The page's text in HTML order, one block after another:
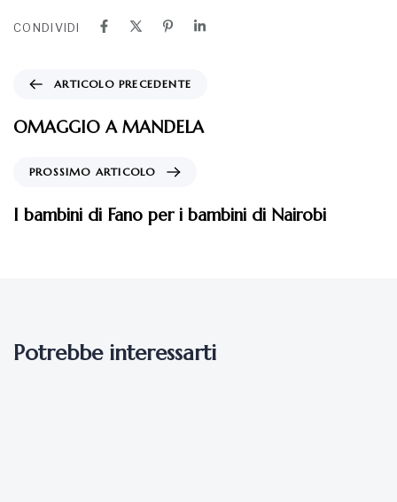
CONDIVIDI
ARTICOLO PRECEDENTE
OMAGGIO A MANDELA
PROSSIMO ARTICOLO
I bambini di Fano per i bambini di Nairobi
Potrebbe interessarti